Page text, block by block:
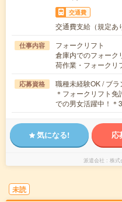
交通費
交通費支給（規定あ
仕事内容
フォークリフト
倉庫内でのフォーク
荷作業・フォーク
応募資格
職種未経験OK / ブラ
＊フォークリフト
での男女活躍中！＊
気になる! 応
派遣会社 株式
未読